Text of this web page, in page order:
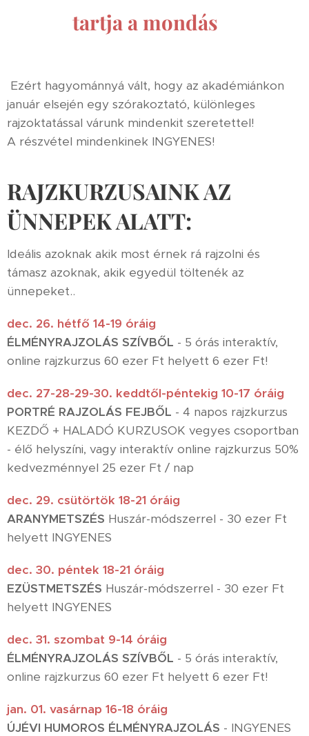
tartja a mondás
Ezért hagyománnyá vált, hogy az akadémiánkon
január elsején egy szórakoztató, különleges
rajzoktatással várunk mindenkit szeretettel!
A részvétel mindenkinek INGYENES!
RAJZKURZUSAINK AZ
ÜNNEPEK ALATT:
Ideális azoknak akik most érnek rá rajzolni és
támasz azoknak, akik egyedül töltenék az
ünnepeket..
dec. 26. hétfő 14-19 óráig
ÉLMÉNYRAJZOLÁS SZÍVBŐL - 5 órás interaktív,
online rajzkurzus 60 ezer Ft helyett 6 ezer Ft!
dec. 27-28-29-30. keddtől-péntekig 10-17 óráig
PORTRÉ RAJZOLÁS FEJBŐL - 4 napos rajzkurzus
KEZDŐ + HALADÓ KURZUSOK vegyes csoportban
- élő helyszíni, vagy interaktív online rajzkurzus 50%
kedvezménnyel 25 ezer Ft / nap
dec. 29. csütörtök 18-21 óráig
ARANYMETSZÉS Huszár-módszerrel - 30 ezer Ft
helyett INGYENES
dec. 30. péntek 18-21 óráig
EZÜSTMETSZÉS Huszár-módszerrel - 30 ezer Ft
helyett INGYENES
dec. 31. szombat 9-14 óráig
ÉLMÉNYRAJZOLÁS SZÍVBŐL - 5 órás interaktív,
online rajzkurzus 60 ezer Ft helyett 6 ezer Ft!
jan. 01. vasárnap 16-18 óráig
ÚJÉVI HUMOROS ÉLMÉNYRAJZOLÁS - INGYENES